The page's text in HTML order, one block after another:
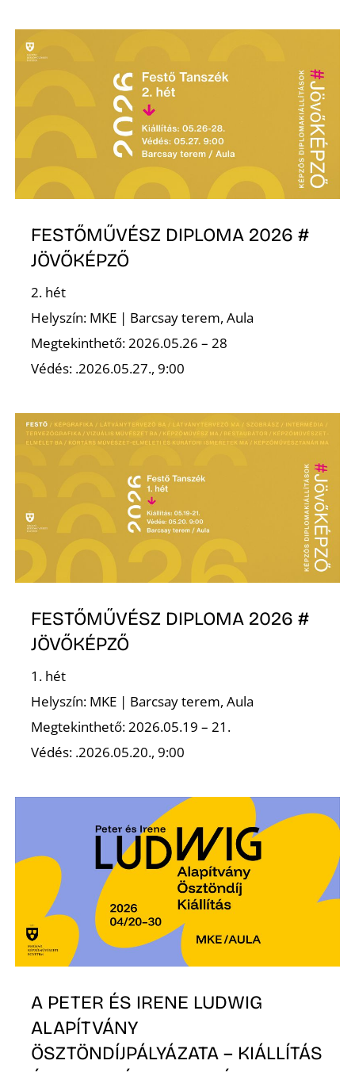
FESTŐMŰVÉSZ DIPLOMA 2026 #
JÖVŐKÉPZŐ
2. hét
Helyszín: MKE | Barcsay terem, Aula
Megtekinthető: 2026.05.26 – 28
Védés: .2026.05.27., 9:00
FESTŐMŰVÉSZ DIPLOMA 2026 #
JÖVŐKÉPZŐ
1. hét
Helyszín: MKE | Barcsay terem, Aula
Megtekinthető: 2026.05.19 – 21.
Védés: .2026.05.20., 9:00
A PETER ÉS IRENE LUDWIG
ALAPÍTVÁNY
ÖSZTÖNDÍJPÁLYÁZATA – KIÁLLÍTÁS